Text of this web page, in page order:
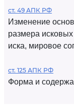
ст. 49 АПК РФ
Изменение
размера исковых
иска, мировое
ст. 125 АПК РФ
Форма и